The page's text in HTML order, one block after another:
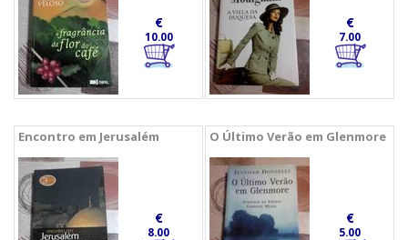
€
10.00
€
7.00
Encontro em Jerusalém
€
8.00
O Último Verão em Glenmore
€
5.00